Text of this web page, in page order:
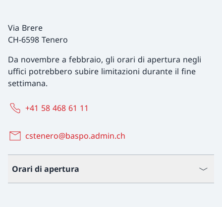
Via Brere
CH-6598 Tenero
Da novembre a febbraio, gli orari di apertura negli
uffici potrebbero subire limitazioni durante il fine
settimana.
+41 58 468 61 11
cstenero@baspo.admin.ch
Orari di apertura